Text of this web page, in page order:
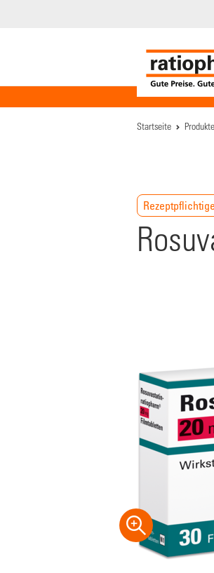
Startseite Produkte